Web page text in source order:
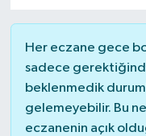
Her eczane gece
sadece
beklenmedik
gelemeyebilir. Bu
eczanenin açık